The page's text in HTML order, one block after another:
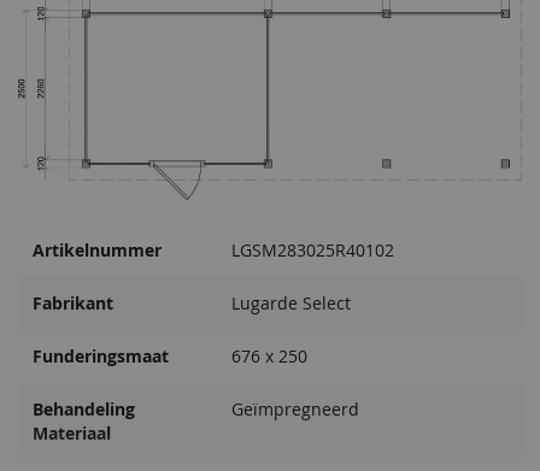
Regenpijp Platdak Zink
119,00
181,00
Prijs op aanvraag
Artikelnummer LGSM283025R40102
Fabrikant Lugarde Select
Funderingsmaat 676 x 250
Behandeling
Materiaal
Geïmpregneerd